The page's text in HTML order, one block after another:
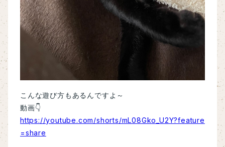
こんな遊び方もあるんですよ～
動画👇
https://youtube.com/shorts/mL08Gko_U2Y?feature
=share